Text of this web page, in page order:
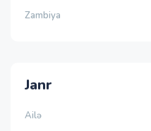
Zambiya
Janr
Ailə